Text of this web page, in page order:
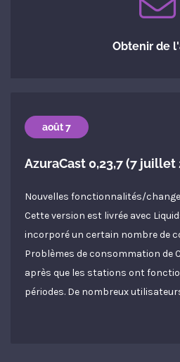
Obtenir de
août 7
AzuraCast 0,23,7 (7 juillet
Nouvelles fonctionnalités/
Cette version est livrée avec
incorporé un certain nombre de
Problèmes de consommation de
après que les stations ont
périodes. De nombreux